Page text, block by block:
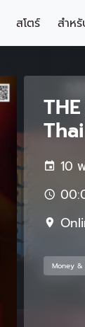
สโตร์ สำห
10
Money &